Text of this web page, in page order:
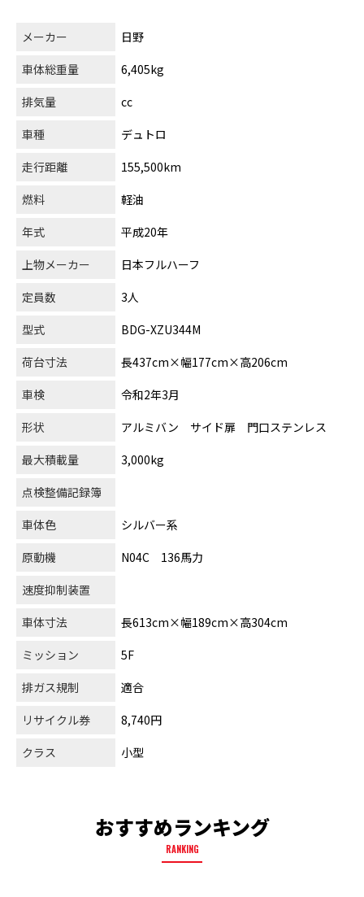
メーカー
日野
車体総重量
6,405kg
排気量
cc
車種
デュトロ
走行距離
155,500km
燃料
軽油
年式
平成20年
上物メーカー
日本フルハーフ
定員数
3人
型式
BDG-XZU344M
荷台寸法
長437cm×幅177cm×高206cm
車検
令和2年3月
形状
アルミバン サイド扉 門口ステンレス
最大積載量
3,000kg
点検整備記録簿
車体色
シルバー系
原動機
N04C 136馬力
速度抑制装置
車体寸法
長613cm×幅189cm×高304cm
ミッション
5F
排ガス規制
適合
リサイクル券
8,740円
クラス
小型
おすすめランキング
RANKING